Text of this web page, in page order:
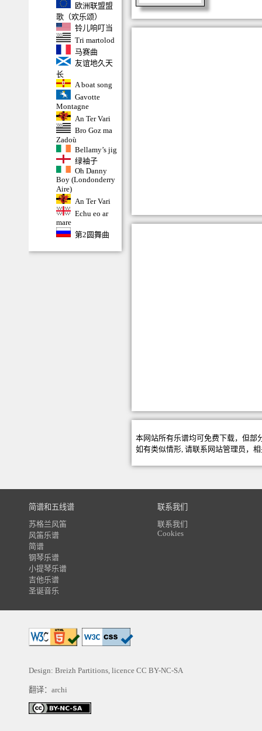
欧洲联盟盟
歌（欢乐颂）
铃儿响叮当
Tri martolod
马赛曲
友谊地久天
长
A boat song
Gavotte
Montagne
An Ter Vari
Bro Goz ma
Zadoù
Bellamy’s jig
绿袖子
Oh Danny
Boy (Londonderry
Aire)
An Ter Vari
Echu eo ar
mare
第2圆舞曲
本网站所有乐谱均可免费下载，但部
如有类似情形, 请联系 网站管理员 ，
简谱和五线谱
苏格兰风笛
风笛乐谱
简谱
钢琴乐谱
小提琴乐谱
吉他乐谱
圣诞音乐
联系我们
联系我们
Cookies
Design: Breizh Partitions, licence CC BY-NC-SA
翻译：archi